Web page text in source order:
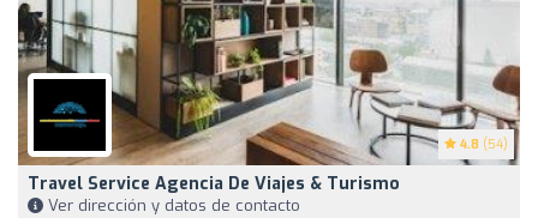
4.8 (54)
Travel Service Agencia De Viajes & Turismo
Ver dirección y datos de contacto